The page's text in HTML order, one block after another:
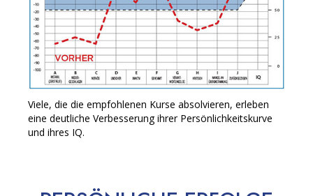
Viele, die die empfohlenen Kurse absolvieren, erleben
eine deutliche Verbesserung ihrer Persönlichkeitskurve
und ihres IQ.